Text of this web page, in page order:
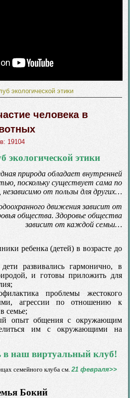
экологической этики
человека в
19104
экологической этики
природа обладает внутренней
поскольку существует сама по
независимо от пользы для других…
движения зависит от
общества. Здоровье общества
зависит от каждой семьи…
ребенка (детей) в возрасте до
развивались гармонично, в
и готовы приложить для
проблемы жестокого
агрессии по отношению к
семье;
опыт общения с окружающим
им с окружающими на
в наш виртуальный клуб!
семейного клуба см. 21 февраля>>
Бокий